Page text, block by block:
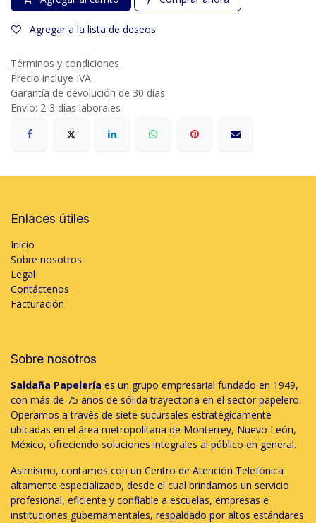
Agregar a la lista de deseos
Términos y condiciones
Precio incluye IVA
Garantía de devolución de 30 días
Envío: 2-3 días laborales
Enlaces útiles
Inicio
Sobre nosotros
Legal
Contáctenos
Facturación
Sobre nosotros
Saldaña Papelería es un grupo empresarial fundado en 1949,
con más de 75 años de sólida trayectoria en el sector papelero.
Operamos a través de siete sucursales estratégicamente
ubicadas en el área metropolitana de Monterrey, Nuevo León,
México, ofreciendo soluciones integrales al público en general.
Asimismo, contamos con un Centro de Atención Telefónica
altamente especializado, desde el cual brindamos un servicio
profesional, eficiente y confiable a escuelas, empresas e
instituciones gubernamentales, respaldado por altos estándares